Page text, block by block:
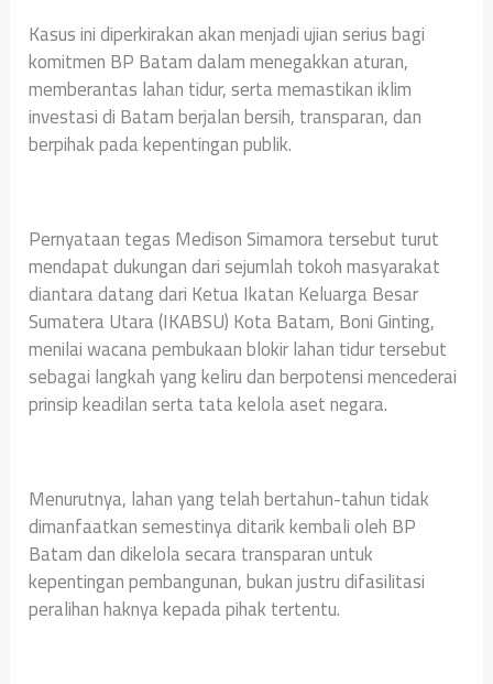
Kasus ini diperkirakan akan menjadi ujian serius bagi
komitmen BP Batam dalam menegakkan aturan,
memberantas lahan tidur, serta memastikan iklim
investasi di Batam berjalan bersih, transparan, dan
berpihak pada kepentingan publik.
Pernyataan tegas Medison Simamora tersebut turut
mendapat dukungan dari sejumlah tokoh masyarakat
diantara datang dari Ketua Ikatan Keluarga Besar
Sumatera Utara (IKABSU) Kota Batam, Boni Ginting,
menilai wacana pembukaan blokir lahan tidur tersebut
sebagai langkah yang keliru dan berpotensi mencederai
prinsip keadilan serta tata kelola aset negara.
Menurutnya, lahan yang telah bertahun-tahun tidak
dimanfaatkan semestinya ditarik kembali oleh BP
Batam dan dikelola secara transparan untuk
kepentingan pembangunan, bukan justru difasilitasi
peralihan haknya kepada pihak tertentu.